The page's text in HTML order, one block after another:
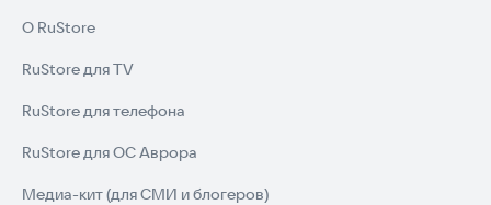
О RuStore
RuStore для TV
RuStore для телефона
RuStore для ОС Аврора
Медиа-кит (для СМИ и блогеров)